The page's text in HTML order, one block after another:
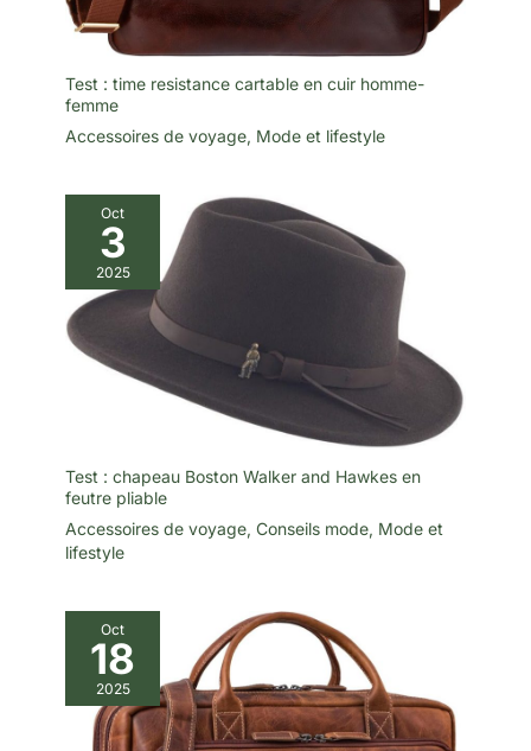
Test : time resistance cartable en cuir homme-
femme
Accessoires de voyage, Mode et lifestyle
Oct
3
2025
Test : chapeau Boston Walker and Hawkes en
feutre pliable
Accessoires de voyage, Conseils mode, Mode et
lifestyle
Oct
18
2025